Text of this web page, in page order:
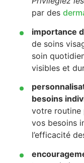
par des
importance
de soins
soin
visibles et
besoins
votre routine
vos besoins
l’efficacité